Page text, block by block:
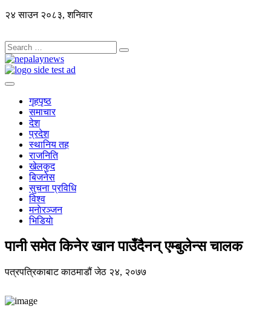
२४ साउन २०८३, शनिवार
गृहपृष्ठ
समाचार
देश
प्रदेश
स्थानिय तह
राजनिति
खेलकुद
बिजनेस
सुचना प्रविधि
विश्व
मनाेरञ्जन
भिडियाे
पानी समेत किनेर खान पाउँदैनन् एम्बुलेन्स चालक
पत्रपत्रिकाबाटकाठमाडौंजेठ २४, २०७७